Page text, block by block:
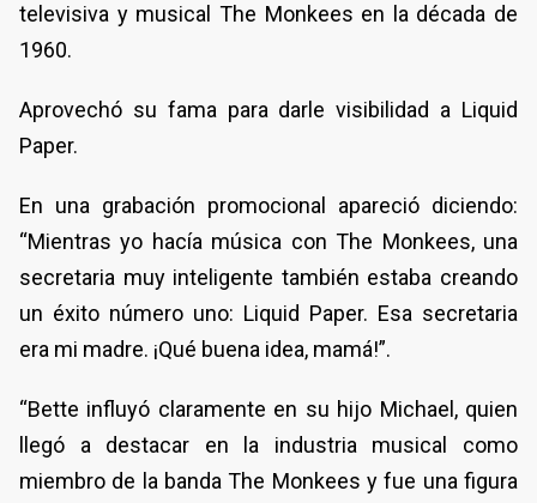
televisiva y musical The Monkees en la década de
1960.
Aprovechó su fama para darle visibilidad a Liquid
Paper.
En una grabación promocional apareció diciendo:
“Mientras yo hacía música con The Monkees, una
secretaria muy inteligente también estaba creando
un éxito número uno: Liquid Paper. Esa secretaria
era mi madre. ¡Qué buena idea, mamá!”.
“Bette influyó claramente en su hijo Michael, quien
llegó a destacar en la industria musical como
miembro de la banda The Monkees y fue una figura